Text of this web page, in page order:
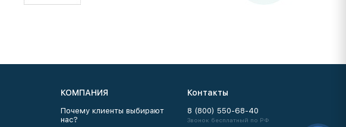
КОМПАНИЯ
Почему клиенты выбирают
нас?
Контакты
8 (800) 550-68-40
Звонок бесплатный по РФ